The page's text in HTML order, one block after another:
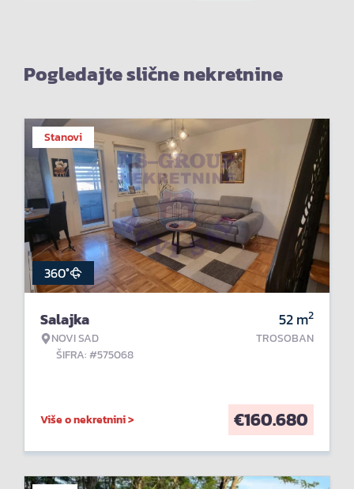
Pogledajte slične nekretnine
Stanovi
360°
Salajka
NOVI SAD
ŠIFRA: #575068
52m2
TROSOBAN
Više o nekretnini > €160.680